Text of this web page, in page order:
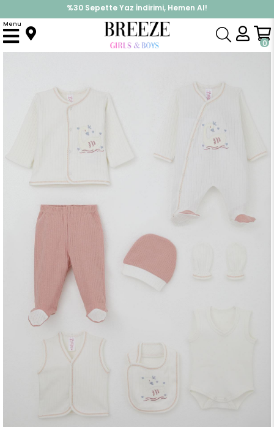
%30 Sepette Yaz İndirimi, Hemen Al!
İndirimlere ek %10 İndirimi Kap, Hemen Üye Ol!
0
Menu
Anasayfa Hastane Çıkışı